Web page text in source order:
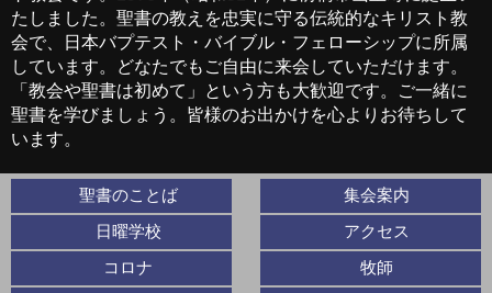
たしました。聖書の教えを忠実に守る伝統的なキリスト教
会で、日本バプテスト・バイブル・フェローシップに所属
しています。どなたでもご自由に来会していただけます。
「教会や聖書は初めて」という方も大歓迎です。ご一緒に
聖書を学びましょう。皆様のお出かけを心よりお待ちして
います。
聖書のことば
集会案内
日曜学校
アクセス
コロナ
牧師